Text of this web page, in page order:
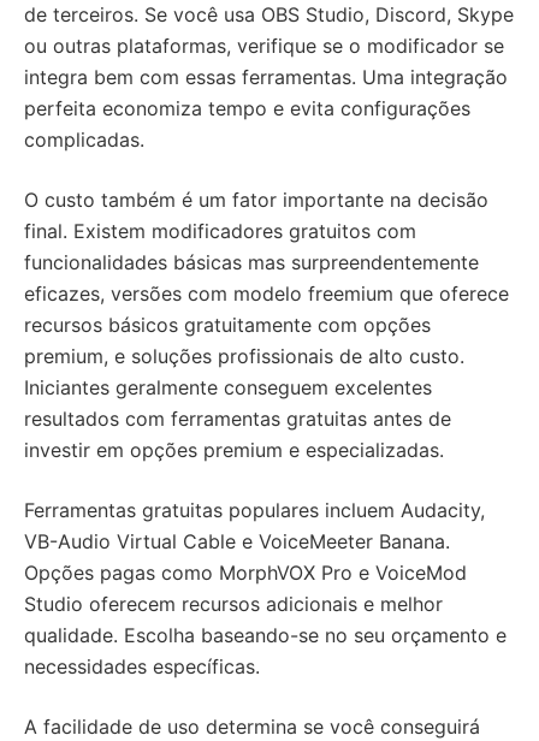
de terceiros. Se você usa OBS Studio, Discord, Skype
ou outras plataformas, verifique se o modificador se
integra bem com essas ferramentas. Uma integração
perfeita economiza tempo e evita configurações
complicadas.
O custo também é um fator importante na decisão
final. Existem modificadores gratuitos com
funcionalidades básicas mas surpreendentemente
eficazes, versões com modelo freemium que oferece
recursos básicos gratuitamente com opções
premium, e soluções profissionais de alto custo.
Iniciantes geralmente conseguem excelentes
resultados com ferramentas gratuitas antes de
investir em opções premium e especializadas.
Ferramentas gratuitas populares incluem Audacity,
VB-Audio Virtual Cable e VoiceMeeter Banana.
Opções pagas como MorphVOX Pro e VoiceMod
Studio oferecem recursos adicionais e melhor
qualidade. Escolha baseando-se no seu orçamento e
necessidades específicas.
A facilidade de uso determina se você conseguirá